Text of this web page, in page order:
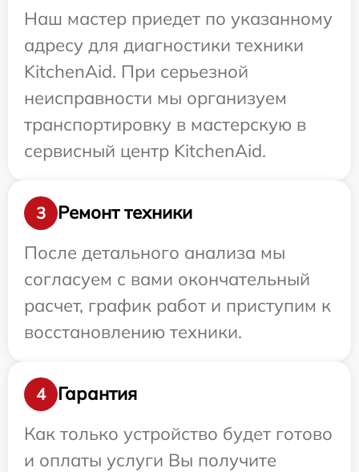
Наш мастер приедет по указанному
адресу для диагностики техники
KitchenAid. При серьезной
неисправности мы организуем
транспортировку в мастерскую в
сервисный центр KitchenAid.
3
Ремонт техники
После детального анализа мы
согласуем с вами окончательный
расчет, график работ и приступим к
восстановлению техники.
4
Гарантия
Как только устройство будет готово
и оплаты услуги Вы получите